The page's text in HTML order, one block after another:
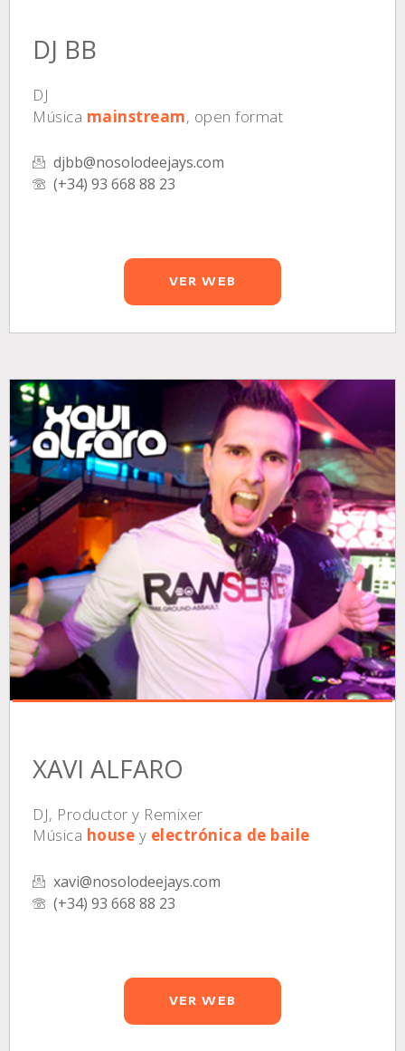
DJ BB
DJ
Música mainstream, open format
djbb@nosolodeejays.com
(+34) 93 668 88 23
VER WEB
XAVI ALFARO
DJ, Productor y Remixer
Música house y electrónica de baile
xavi@nosolodeejays.com
(+34) 93 668 88 23
VER WEB